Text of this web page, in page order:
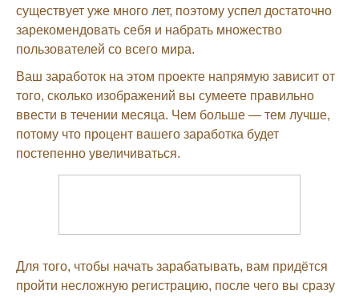
существует уже много лет, поэтому успел достаточно
зарекомендовать себя и набрать множество
пользователей со всего мира.
Ваш заработок на этом проекте напрямую зависит от
того, сколько изображений вы сумеете правильно
ввести в течении месяца. Чем больше — тем лучше,
потому что процент вашего заработка будет
постепенно увеличиваться.
Для того, чтобы начать зарабатывать, вам придётся
пройти несложную регистрацию, после чего вы сразу